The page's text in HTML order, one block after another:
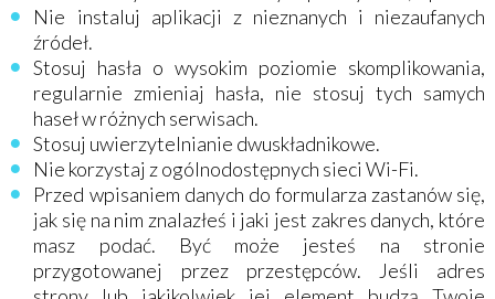
Nie instaluj aplikacji z nieznanych i niezaufanych
źródeł.
Stosuj hasła o wysokim poziomie skomplikowania,
regularnie zmieniaj hasła, nie stosuj tych samych
haseł w różnych serwisach.
Stosuj uwierzytelnianie dwuskładnikowe.
Nie korzystaj z ogólnodostępnych sieci Wi-Fi.
Przed wpisaniem danych do formularza zastanów się,
jak się na nim znalazłeś i jaki jest zakres danych, które
masz podać. Być może jesteś na stronie
przygotowanej przez przestępców. Jeśli adres